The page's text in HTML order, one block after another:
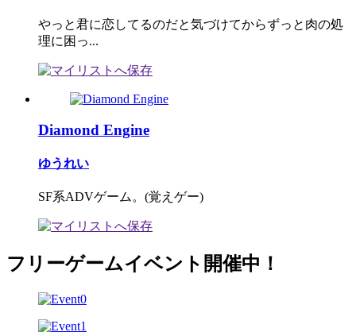
やっと君に恋してるのだと気づけてからずっと肉の処
理に困っ...
Diamond Engine
ゆうれい
SF系ADVゲーム。(覚えゲー)
フリーゲームイベント開催中！